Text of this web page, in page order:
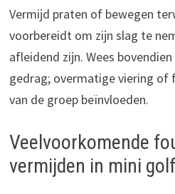
Vermijd praten of bewegen
voorbereidt om zijn slag te
afleidend zijn. Wees
gedrag; overmatige viering of
van de groep beïnvloeden.
Veelvoorkomende
vermijden in mini golf